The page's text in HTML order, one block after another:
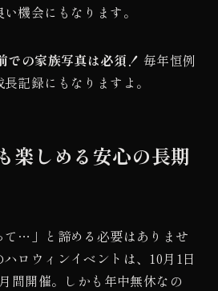
機会にもなります。
での家族写真は必須！ 毎年恒例
記録にもなりますよ。
楽しめる安心の長期
て…」と諦める必要はありませ
ロウィンイベントは、10月1日
間開催。しかも年中無休なの